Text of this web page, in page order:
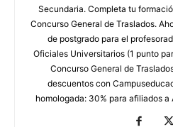
Secundaria. Completa tu
Concurso General de Traslados.
de postgrado para el
Oficiales Universitarios (1 punto
Concurso General de
descuentos con
homologada: 30% para afiliados a